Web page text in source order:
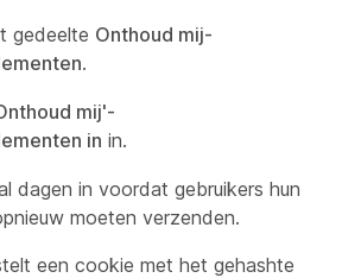
gedeelte Onthoud mij-
.
mij'-
in in.
dagen in voordat gebruikers hun
moeten verzenden.
een cookie met het gehashte